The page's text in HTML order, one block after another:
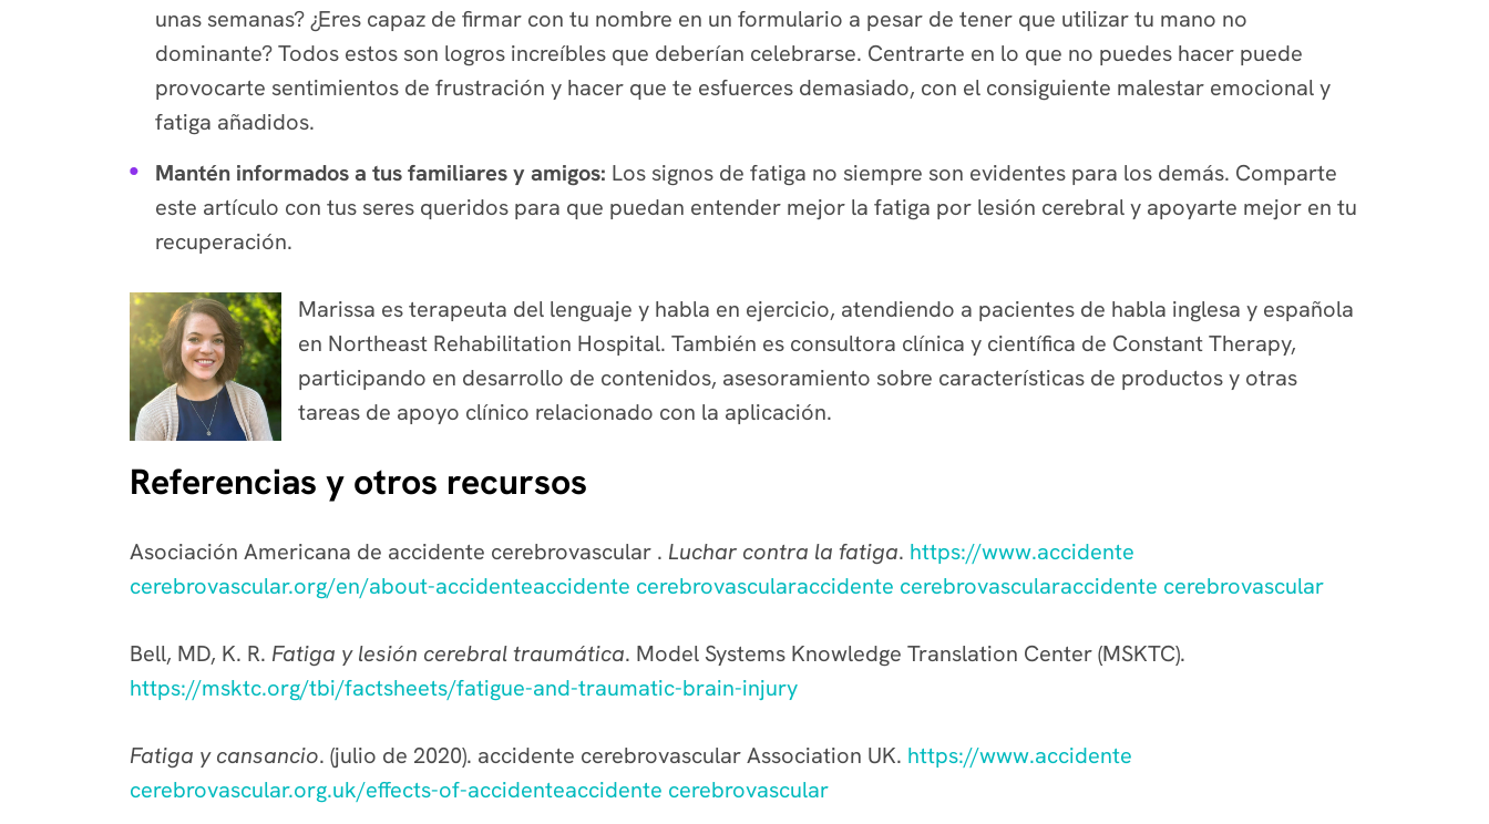
unas semanas? ¿Eres capaz de firmar con tu nombre en un formulario a pesar de tener que utilizar tu mano no
dominante? Todos estos son logros increíbles que deberían celebrarse. Centrarte en lo que no puedes hacer puede
provocarte sentimientos de frustración y hacer que te esfuerces demasiado, con el consiguiente malestar emocional y
fatiga añadidos.
Mantén informados a tus familiares y amigos: Los signos de fatiga no siempre son evidentes para los demás. Comparte
este artículo con tus seres queridos para que puedan entender mejor la fatiga por lesión cerebral y apoyarte mejor en tu
recuperación.
Marissa es terapeuta del lenguaje y habla en ejercicio, atendiendo a pacientes de habla inglesa y española
en Northeast Rehabilitation Hospital. También es consultora clínica y científica de Constant Therapy,
participando en desarrollo de contenidos, asesoramiento sobre características de productos y otras
tareas de apoyo clínico relacionado con la aplicación.
Referencias y otros recursos
Asociación Americana de accidente cerebrovascular . Luchar contra la fatiga. https://www.accidente
cerebrovascular.org/en/about-accidenteaccidente cerebrovascularaccidente cerebrovascularaccidente cerebrovascular
Bell, MD, K. R. Fatiga y lesión cerebral traumática. Model Systems Knowledge Translation Center (MSKTC).
https://msktc.org/tbi/factsheets/fatigue-and-traumatic-brain-injury
Fatiga y cansancio. (julio de 2020). accidente cerebrovascular Association UK. https://www.accidente
cerebrovascular.org.uk/effects-of-accidenteaccidente cerebrovascular